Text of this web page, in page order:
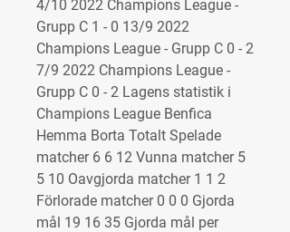
4/10 2022 Champions League -
Grupp C 1 - 0 13/9 2022
Champions League - Grupp C 0 - 2
7/9 2022 Champions League -
Grupp C 0 - 2 Lagens statistik i
Champions League Benfica
Hemma Borta Totalt Spelade
matcher 6 6 12 Vunna matcher 5
5 10 Oavgjorda matcher 1 1 2
Förlorade matcher 0 0 0 Gjorda
mål 19 16 35 Gjorda mål per